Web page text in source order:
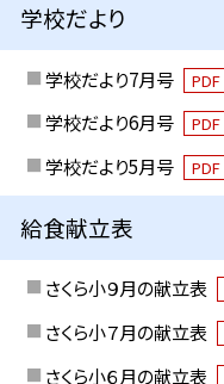
学校だより
学校だより7月号 PDF
学校だより6月号
PDF
学校だより5月号
PDF
給食献立表
さくら小９月の献立表
さくら小７月の献立表
さくら小６月の献立表